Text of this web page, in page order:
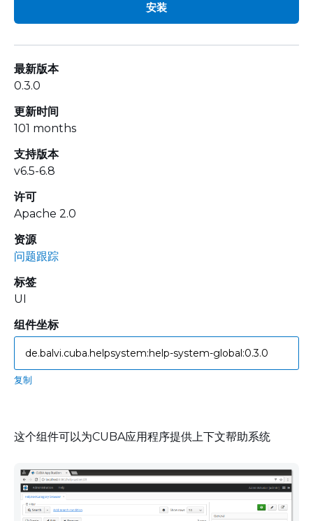
安装
最新版本
0.3.0
更新时间
101 months
支持版本
v6.5-6.8
许可
Apache 2.0
资源
问题跟踪
标签
UI
组件坐标
复制
这个组件可以为CUBA应用程序提供上下文帮助系统